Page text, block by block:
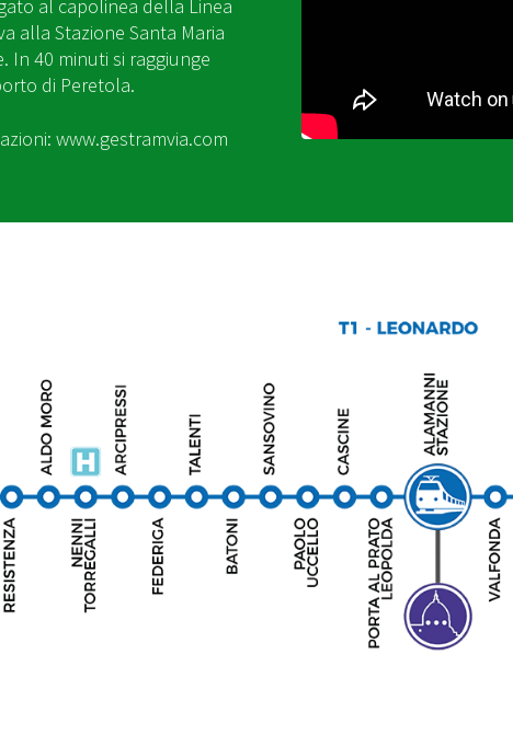
al capolinea della Linea
alla Stazione Santa Maria
In 40 minuti si raggiunge
di Peretola.
www.gestramvia.com